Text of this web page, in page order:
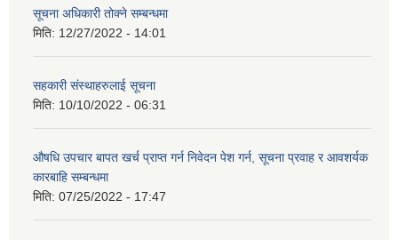
सूचना अधिकारी तोक्ने सम्बन्धमा
मिति: 12/27/2022 - 14:01
सहकारी संस्थाहरुलाई सूचना
मिति: 10/10/2022 - 06:31
औषधि उपचार बापत खर्च प्राप्त गर्न निवेदन पेश गर्न, सूचना प्रवाह र आवशर्यक
कारबाहि सम्बन्धमा
मिति: 07/25/2022 - 17:47